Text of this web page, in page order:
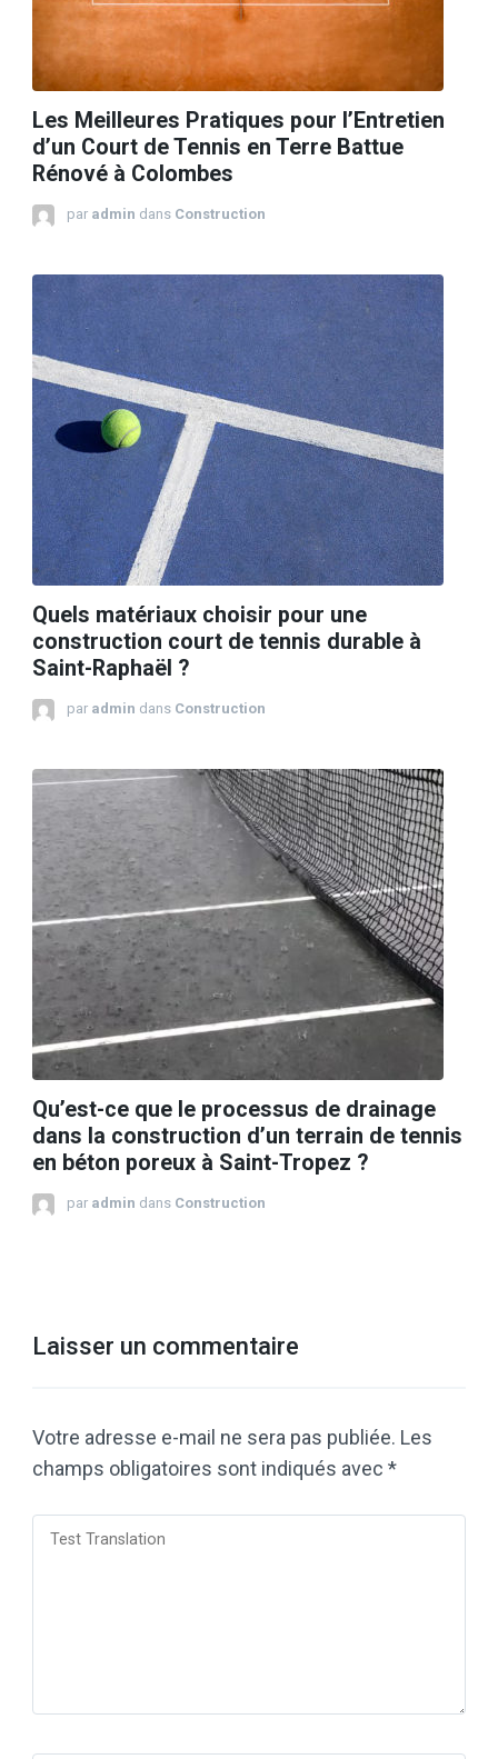
Les Meilleures Pratiques pour l’Entretien
d’un Court de Tennis en Terre Battue
Rénové à Colombes
par admin dans Construction
Quels matériaux choisir pour une
construction court de tennis durable à
Saint-Raphaël ?
par admin dans Construction
Qu’est-ce que le processus de drainage
dans la construction d’un terrain de tennis
en béton poreux à Saint-Tropez ?
par admin dans Construction
Laisser un commentaire
Votre adresse e-mail ne sera pas publiée. Les
champs obligatoires sont indiqués avec *